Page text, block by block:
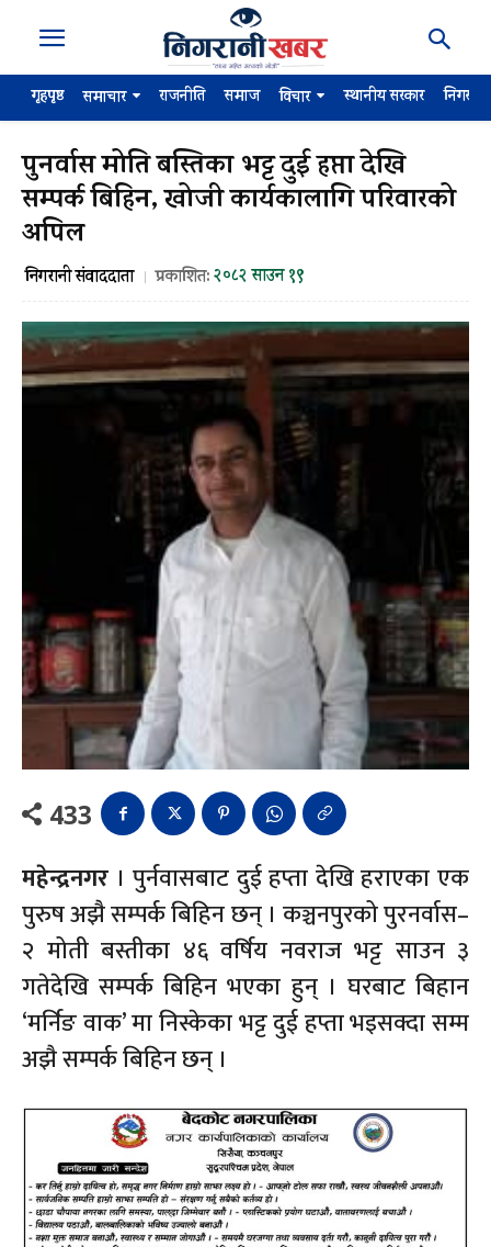
गृहपृष्ठ समाचार राजनीति समाज विचार स्थानीय सरकार
पुनर्वास मोति बस्तिका भट्ट दुई हप्ता देखि
सम्पर्क बिहिन, खोजी कार्यकालागि परिवारको
अपिल
निगरानी संवाददाता प्रकाशित:२०८२ साउन १९
433
महेन्द्रनगर । पुर्नवासबाट दुई हप्ता देखि हराएका एक
पुरुष अझै सम्पर्क बिहिन छन् । कञ्चनपुरको पुरनर्वास–
२ मोती बस्तीका ४६ वर्षिय नवराज भट्ट साउन ३
गतेदेखि सम्पर्क बिहिन भएका हुन् । घरबाट बिहान
‘मर्निङ वाक’ मा निस्केका भट्ट दुई हप्ता भइसक्दा सम्म
अझै सम्पर्क बिहिन छन् ।